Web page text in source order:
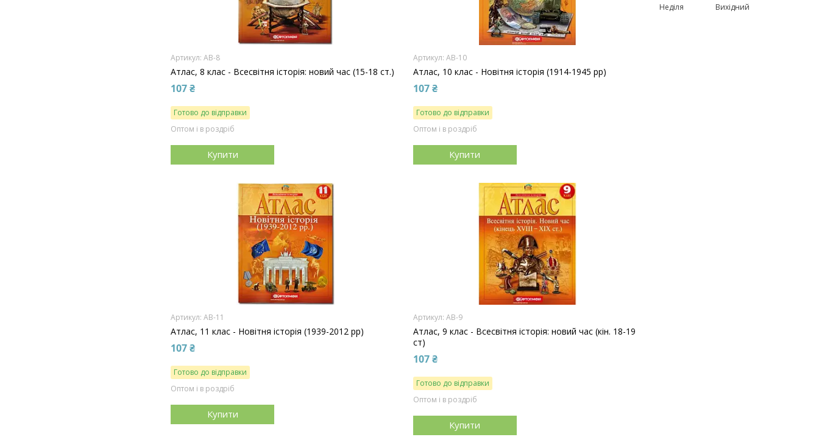
АВ-8
Атлас, 8 клас - Всесвітня історія: новий час (15-18 ст.)
107 ₴
Готово до відправки
Оптом і в роздріб
Купити
АВ-10
Атлас, 10 клас - Новітня історія (1914-1945 рр)
107 ₴
Готово до відправки
Оптом і в роздріб
Купити
АВ-11
Атлас, 11 клас - Новітня історія (1939-2012 рр)
107 ₴
Готово до відправки
Оптом і в роздріб
Купити
АВ-9
Атлас, 9 клас - Всесвітня історія: новий час (кін. 18-19
ст)
107 ₴
Готово до відправки
Оптом і в роздріб
Купити
Неділя
Вихідний